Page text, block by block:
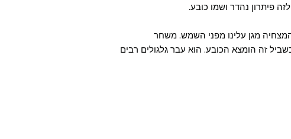
פיתרון נהדר ושמו כובע.
מגן עלינו מפני השמש. משחר
זה הומצא הכובע. הוא עבר גלגולים רבים